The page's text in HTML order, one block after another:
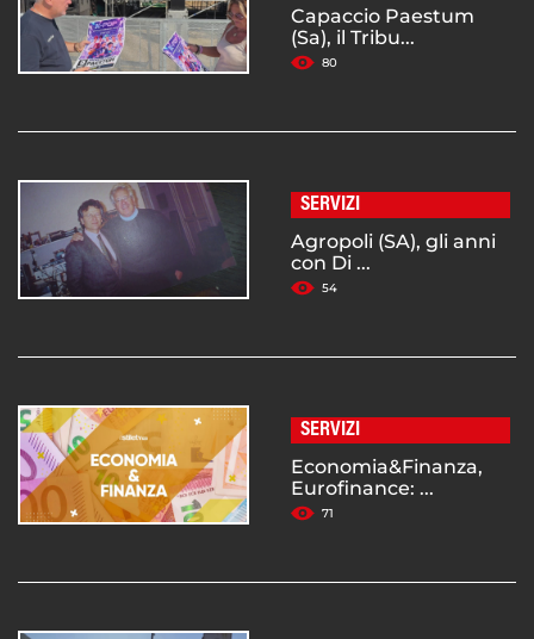
Capaccio Paestum
(Sa), il Tribu...
80
SERVIZI
Agropoli (SA), gli anni
con Di ...
54
SERVIZI
Economia&Finanza,
Eurofinance: ...
71